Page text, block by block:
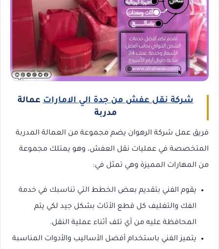
شركة نقل عفش من جدة الي الاماراتعمالة
مدربة
فريق عمل شركة الرهوان يضم مجموعة من العمالة المدربة
المتخصصة في عمليات نقل العفش، وهو يمتلك مجموعة
من المهارات المميزة وهي تمثل في:
يقوم الفني بتقديم بعض الخطط التي تناسبك في خدمة
الفك والتغليف كل قطع الأثاث بشكل جيد لكي يتم
المحافظة عليه من أي تلف أثناء عملية النقل.
يتميز الفني باستخدام أفضل الأساليب والأدوات المناسبة